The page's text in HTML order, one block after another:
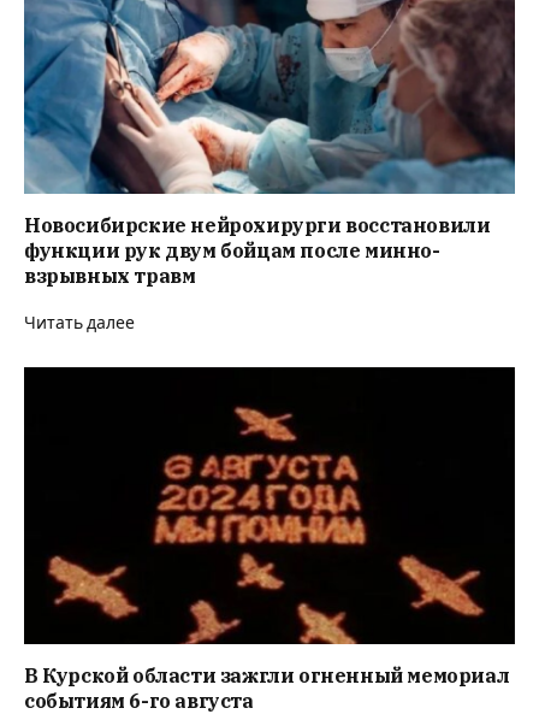
Новосибирские нейрохирурги восстановили
функции рук двум бойцам после минно-
взрывных травм
Читать далее
В Курской области зажгли огненный мемориал
событиям 6-го августа